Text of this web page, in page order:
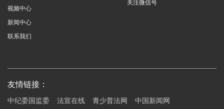
视频中心
新闻中心
联系我们
关注微信号
友情链接：
中纪委国监委 法宣在线 青少普法网
中国新闻网